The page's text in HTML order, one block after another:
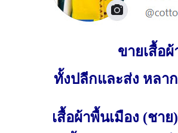
ขายเสื้อผ้
ทั้งปลีกและส่ง หลา
เสื้อผ้าพื้นเมือง (ชาย)